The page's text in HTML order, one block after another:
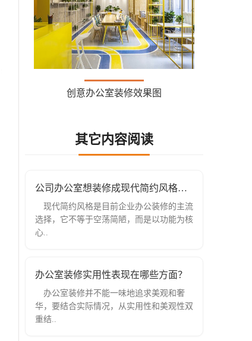
创意办公室装修效果图
其它内容阅读
公司办公室想装修成现代简约风格，有什
现代简约风格是目前企业办公装修的主流
选择，它不等于空荡简陋，而是以功能为核
心..
办公室装修实用性表现在哪些方面？
办公室装修并不能一味地追求美观和奢
华，要结合实际情况，从实用性和美观性双
重结..